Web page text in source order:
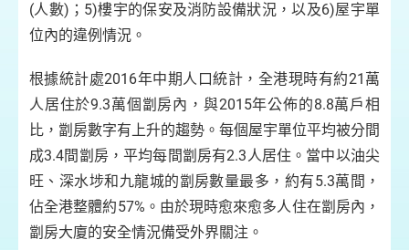
(人數)；5)樓宇的保安及消防設備狀況，以及6)屋宇單
位內的違例情況。
根據統計處2016年中期人口統計，全港現時有約21萬
人居住於9.3萬個劏房內，與2015年公佈的8.8萬戶相
比，劏房數字有上升的趨勢。每個屋宇單位平均被分間
成3.4間劏房，平均每間劏房有2.3人居住。當中以油尖
旺、深水埗和九龍城的劏房數量最多，約有5.3萬間，
佔全港整體約57%。由於現時愈來愈多人住在劏房內，
劏房大廈的安全情況備受外界關注。